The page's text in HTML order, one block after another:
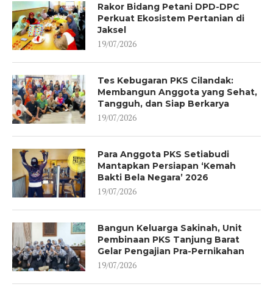
Rakor Bidang Petani DPD-DPC
Perkuat Ekosistem Pertanian di
Jaksel
19/07/2026
Tes Kebugaran PKS Cilandak:
Membangun Anggota yang Sehat,
Tangguh, dan Siap Berkarya
19/07/2026
Para Anggota PKS Setiabudi
Mantapkan Persiapan ‘Kemah
Bakti Bela Negara’ 2026
19/07/2026
Bangun Keluarga Sakinah, Unit
Pembinaan PKS Tanjung Barat
Gelar Pengajian Pra-Pernikahan
19/07/2026